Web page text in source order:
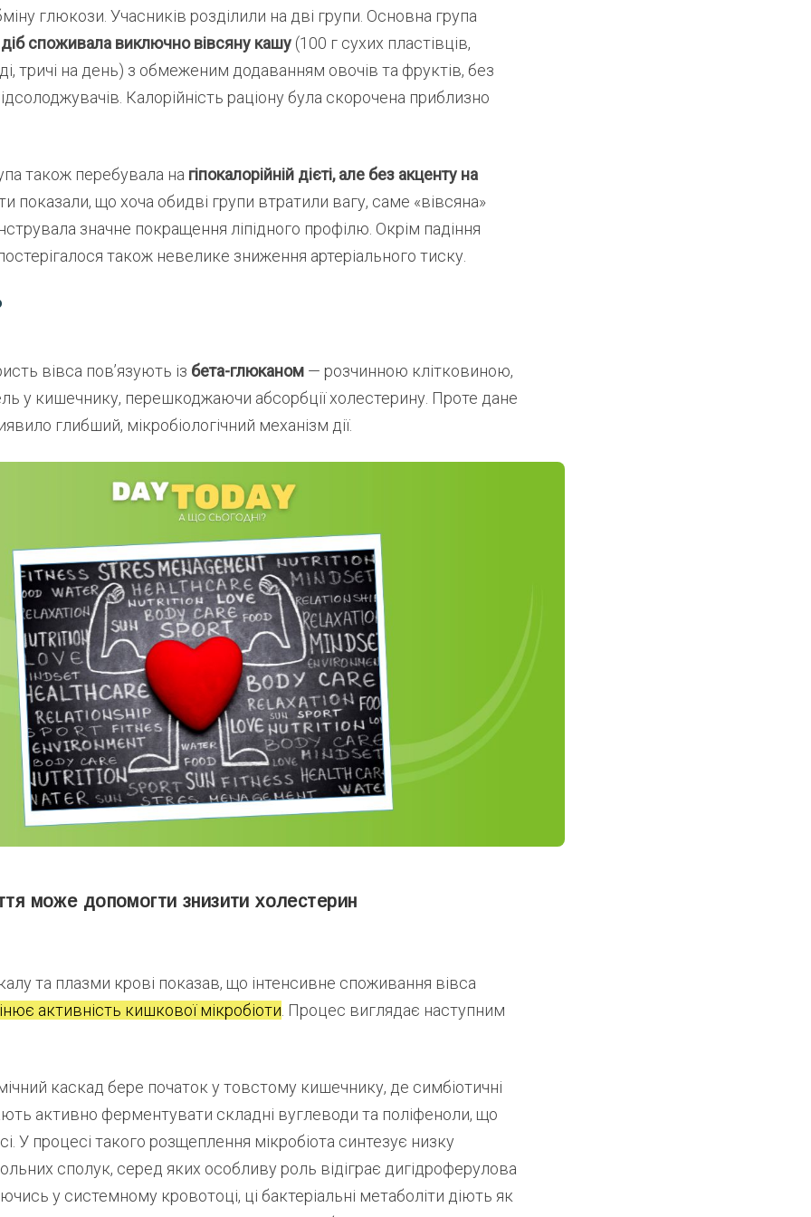
глюкози. Учасників розділили на дві групи. Основна група
споживала виключно вівсяну кашу (100 г сухих пластівців,
тричі на день) з обмеженим додаванням овочів та фруктів, без
Калорійність раціону була скорочена приблизно
також перебувала на гіпокалорійній дієті, але без акценту на
показали, що хоча обидві групи втратили вагу, саме «вівсяна»
значне покращення ліпідного профілю. Окрім падіння
також невелике зниження артеріального тиску.
вівса пов’язують із бета-глюканом — розчинною клітковиною,
у кишечнику, перешкоджаючи абсорбції холестерину. Проте дане
глибший, мікробіологічний механізм дії.
може допомогти знизити холестерин
та плазми крові показав, що інтенсивне споживання вівса
активність кишкової мікробіоти . Процес виглядає наступним
каскад бере початок у товстому кишечнику, де симбіотичні
активно ферментувати складні вуглеводи та поліфеноли, що
У процесі такого розщеплення мікробіота синтезує низку
сполук, серед яких особливу роль відіграє дигідроферулова
у системному кровотоці, ці бактеріальні метаболіти діють як